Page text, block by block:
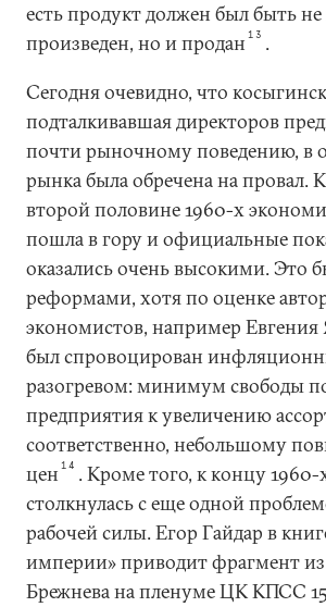
есть продукт должен был быть
произведен, но и продан 13 .
Сегодня очевидно, что
подталкивавшая директоров
почти рыночному поведению, в
рынка была обречена на провал.
второй половине 1960-х
пошла в гору и официальные
оказались очень высокими. Это
реформами, хотя по оценке
экономистов, например Евгения
был спровоцирован
разогревом: минимум свободы
предприятия к увеличению
соответственно, небольшому
цен 14 . Кроме того, к концу
столкнулась с еще одной
рабочей силы. Егор Гайдар в
империи» приводит фрагмент
Брежнева на пленуме ЦК КПСС 15